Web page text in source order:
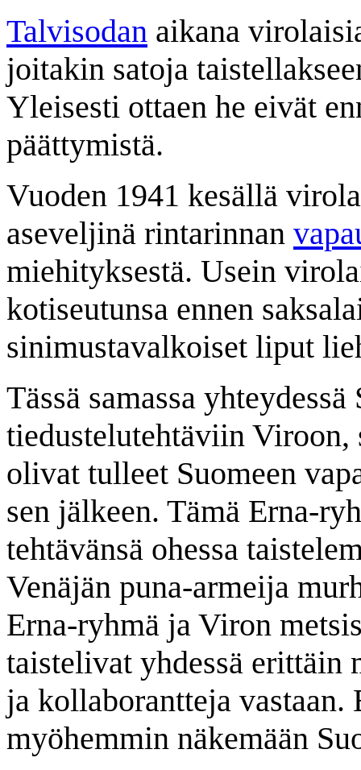
Talvisodan aikana
joitakin satoja
Yleisesti ottaen he eivät
päättymistä.
Vuoden 1941 kesällä
aseveljinä rintarinnan
miehityksestä. Usein
kotiseutunsa ennen
sinimustavalkoiset liput
Tässä samassa
tiedustelutehtäviin
olivat tulleet Suomeen
sen jälkeen. Tämä Erna-
tehtävänsä ohessa
Venäjän puna-armeija
Erna-ryhmä ja Viron
taistelivat yhdessä erittäin
ja kollaborantteja
myöhemmin näkemään